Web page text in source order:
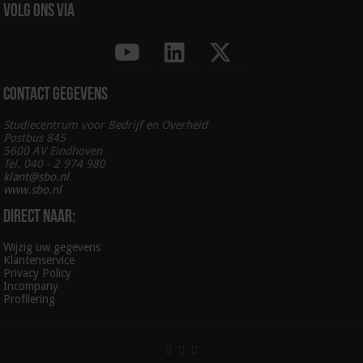
Volg ons via
Contact gegevens
Studiecentrum voor Bedrijf en Overheid
Postbus 845
5600 AV Eindhoven
Tel. 040 - 2 974 980
klant@sbo.nl
www.sbo.nl
Direct naar:
Wijzig uw gegevens
Klantenservice
Privacy Policy
Incompany
Profilering